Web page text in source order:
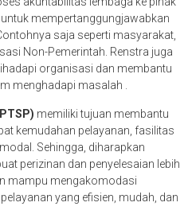
akuntabilitas lembaga ke pihak
mempertanggungjawabkan
saja seperti masyarakat,
Non-Pemerintah. Renstra juga
menghadapi masalah .
memiliki tujuan membantu
kemudahan pelayanan, fasilitas
Sehingga, diharapkan
perizinan dan penyelesaian lebih
mampu mengakomodasi